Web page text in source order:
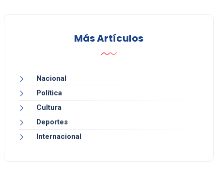
Más Artículos
Nacional
Política
Cultura
Deportes
Internacional